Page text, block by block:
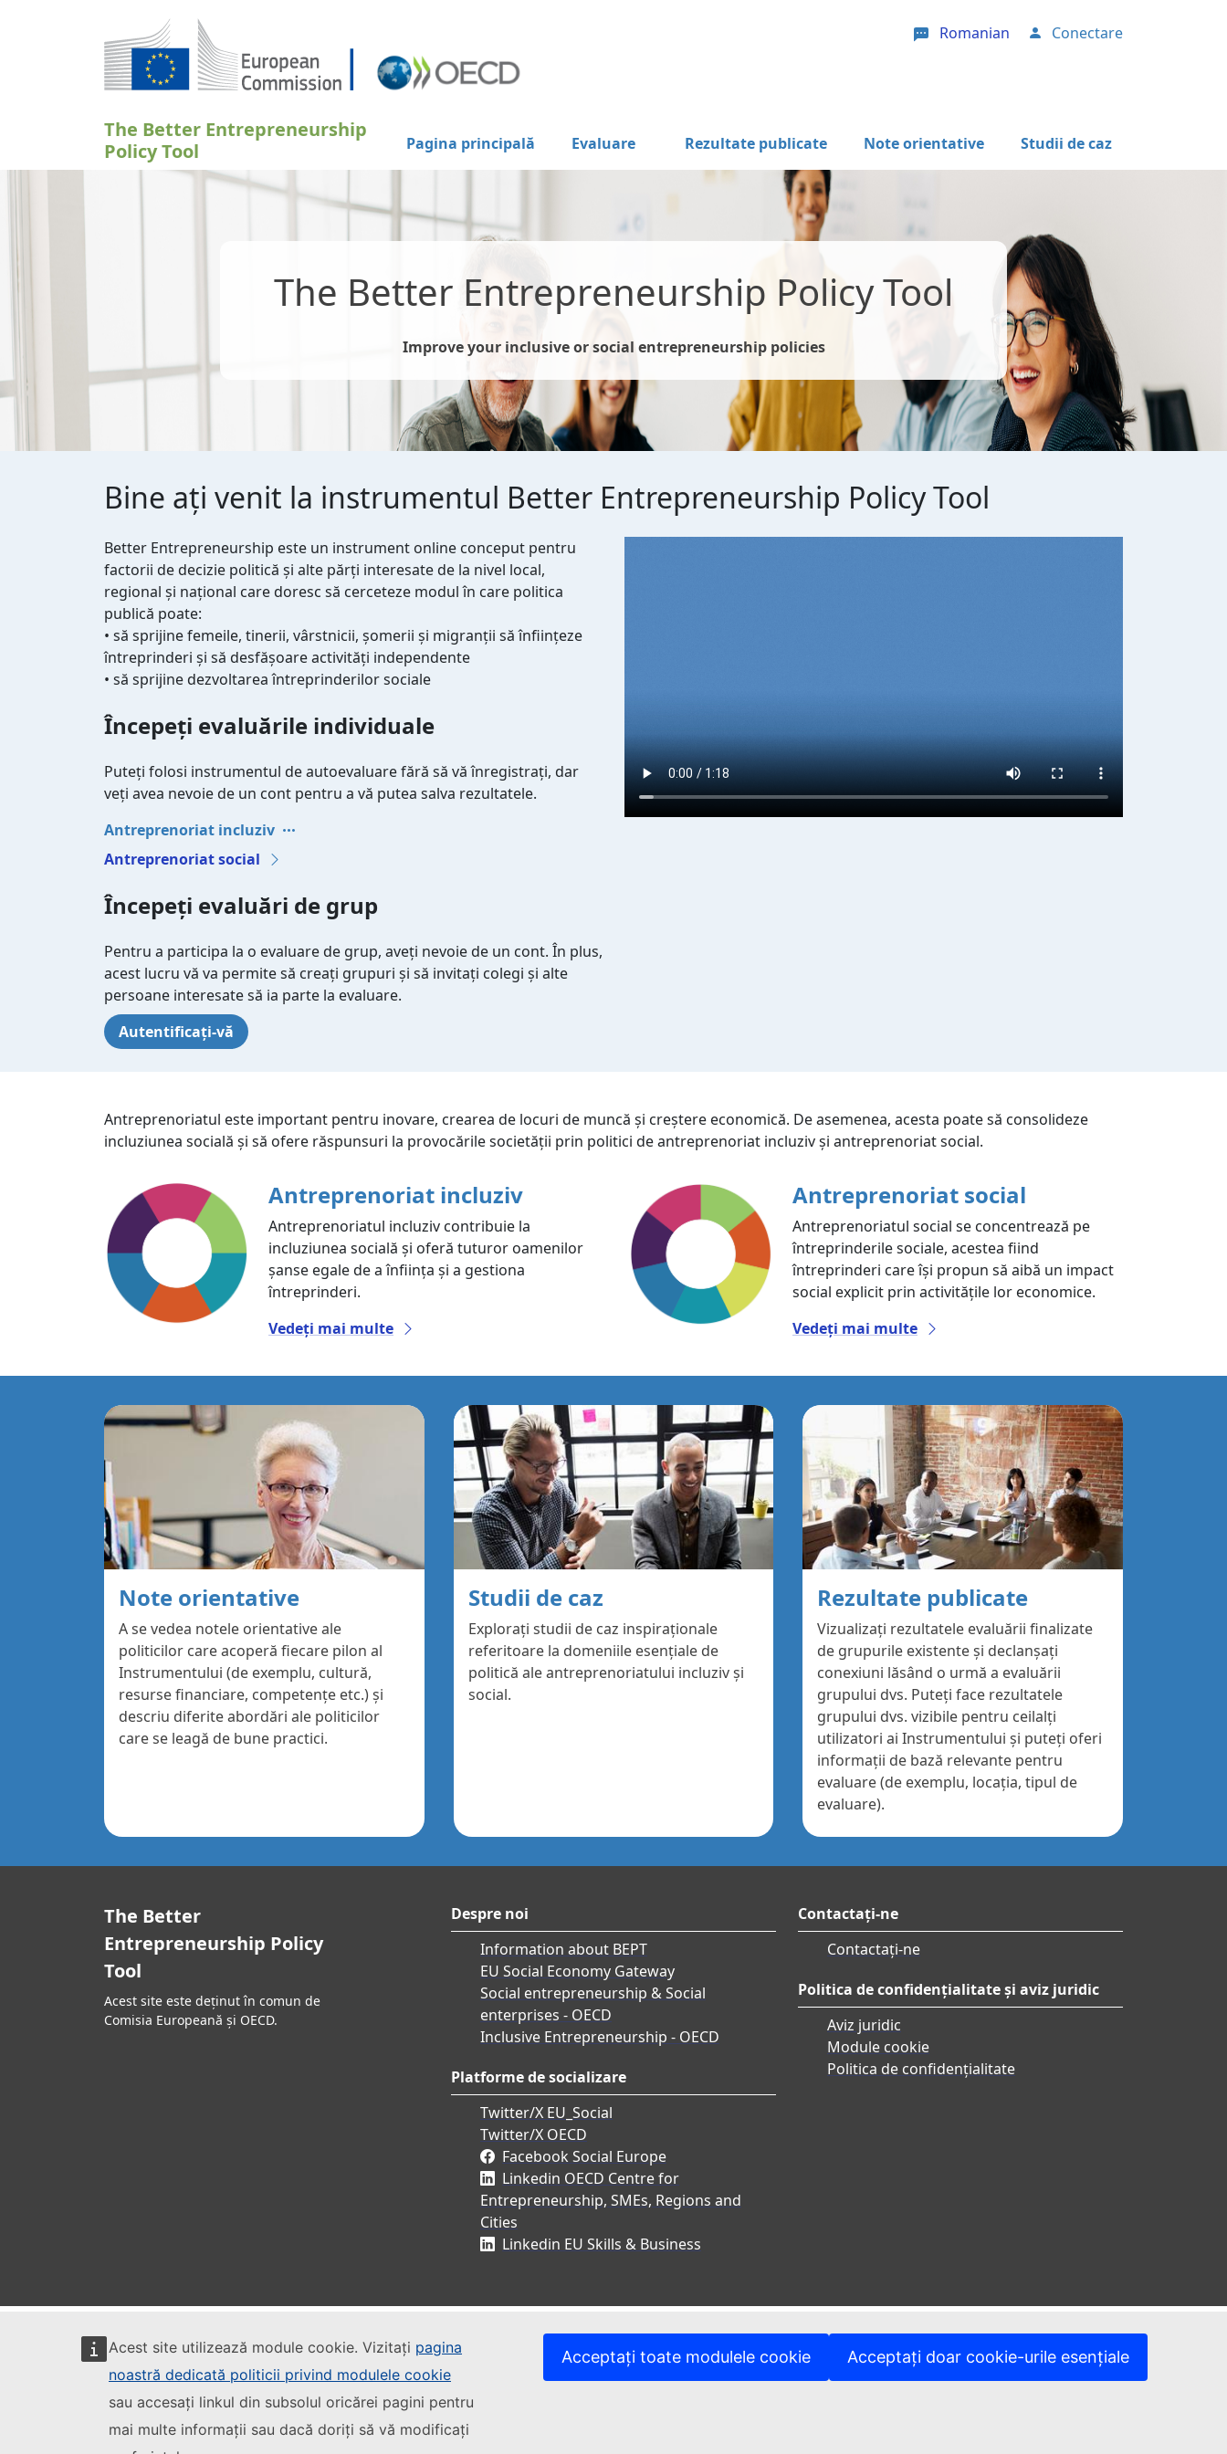
Sari la conținutul principal
Acest site utilizează module cookie. Vizitați pagina
noastră dedicată politicii privind modulele cookie
sau accesați linkul din subsolul oricărei pagini pentru
mai multe informații sau dacă doriți să vă modificați
Acceptați toate modulele cookie Acceptați doar cookie-urile esențiale
Romanian User account menu
Conectare
The Better Entrepreneurship
Policy Tool
Pagina principală Evaluare Rezultate publicate Note orientative Studii de caz
The Better Entrepreneurship Policy Tool
Improve your inclusive or social entrepreneurship policies
Bine ați venit la instrumentul Better Entrepreneurship Policy Tool
Better Entrepreneurship este un instrument online conceput pentru
factorii de decizie politică și alte părți interesate de la nivel local,
regional și național care doresc să cerceteze modul în care politica
publică poate:
• să sprijine femeile, tinerii, vârstnicii, șomerii și migranții să înființeze
întreprinderi și să desfășoare activități independente
• să sprijine dezvoltarea întreprinderilor sociale
Începeți evaluările individuale
Puteți folosi instrumentul de autoevaluare fără să vă înregistrați, dar
veți avea nevoie de un cont pentru a vă putea salva rezultatele.
Antreprenoriat incluziv
Antreprenoriat social
Începeți evaluări de grup
Pentru a participa la o evaluare de grup, aveți nevoie de un cont. În plus,
acest lucru vă va permite să creați grupuri și să invitați colegi și alte
persoane interesate să ia parte la evaluare.
Autentificați-vă
Antreprenoriatul este important pentru inovare, crearea de locuri de muncă și creștere economică. De asemenea, acesta poate să consolideze
incluziunea socială și să ofere răspunsuri la provocările societății prin politici de antreprenoriat incluziv și antreprenoriat social.
Antreprenoriat incluziv
Antreprenoriatul incluziv contribuie la
incluziunea socială și oferă tuturor oamenilor
șanse egale de a înființa și a gestiona
întreprinderi.
Vedeți mai multe
Antreprenoriat social
Antreprenoriatul social se concentrează pe
întreprinderile sociale, acestea fiind
întreprinderi care își propun să aibă un impact
social explicit prin activitățile lor economice.
Vedeți mai multe
Note orientative
A se vedea notele orientative ale
politicilor care acoperă fiecare pilon al
Instrumentului (de exemplu, cultură,
resurse financiare, competențe etc.) și
descriu diferite abordări ale politicilor
care se leagă de bune practici.
Studii de caz
Explorați studii de caz inspiraționale
referitoare la domeniile esențiale de
politică ale antreprenoriatului incluziv și
social.
Rezultate publicate
Vizualizați rezultatele evaluării finalizate
de grupurile existente și declanșați
conexiuni lăsând o urmă a evaluării
grupului dvs. Puteți face rezultatele
grupului dvs. vizibile pentru ceilalți
utilizatori ai Instrumentului și puteți oferi
informații de bază relevante pentru
evaluare (de exemplu, locația, tipul de
evaluare).
The Better
Entrepreneurship Policy
Tool
Acest site este deținut în comun de
Comisia Europeană și OECD.
Despre noi
Information about BEPT
EU Social Economy Gateway
Social entrepreneurship & Social
enterprises - OECD
Inclusive Entrepreneurship - OECD
Platforme de socializare
Twitter/X EU_Social
Twitter/X OECD
Facebook Social Europe
Linkedin OECD Centre for
Entrepreneurship, SMEs, Regions and
Cities
Linkedin EU Skills & Business
Contactați-ne
Contactați-ne
Politica de confidențialitate și aviz juridic
Aviz juridic
Module cookie
Politica de confidențialitate